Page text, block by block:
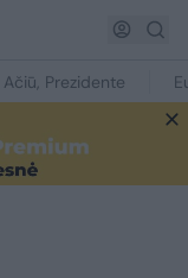
Ačiū, Prezidente